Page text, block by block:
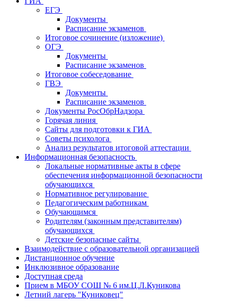
ЕГЭ
Документы
Расписание экзаменов
Итоговое сочинение (изложение)
ОГЭ
Документы
Расписание экзаменов
Итоговое собеседование
ГВЭ
Документы
Расписание экзаменов
Документы РосОбрНадзора
Горячая линия
Сайты для подготовки к ГИА
Советы психолога
Анализ результатов итоговой аттестации
Информационная безопасность
Локальные нормативные акты в сфере
обеспечения информационной безопасности
обучающихся
Нормативное регулирование
Педагогическим работникам
Обучающимся
Родителям (законным представителям)
обучающихся
Детские безопасные сайты
Взаимодействие с образовательной организацией
Дистанционное обучение
Инклюзивное образование
Доступная среда
Прием в МБОУ СОШ № 6 им.Ц.Л.Куникова
Летний лагерь "Куниковец"